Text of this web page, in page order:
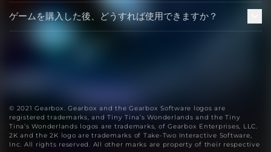
ゲームを購入した後、どうすれば使用できますか？
© 2021 Gearbox. Gearbox and the Gearbox Software logos are
registered trademarks, and Tiny Tina’s Wonderlands and the Tiny
Tina’s Wonderlands logos are trademarks, of Gearbox Enterprises, LLC.
2K and the 2K logo are trademarks of Take-Two Interactive Software,
Inc. All rights reserved. All other marks are property of their respective